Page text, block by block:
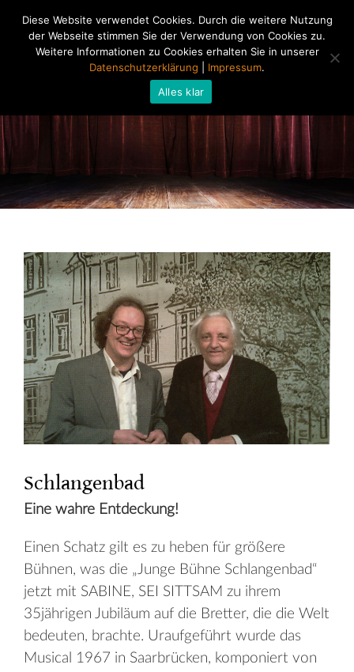
Schlangenbad
Eine wahre Entdeckung!
Einen Schatz gilt es zu heben für größere
Bühnen, was die „Junge Bühne Schlangenbad“
jetzt mit SABINE, SEI SITTSAM zu ihrem
35jährigen Jubiläum auf die Bretter, die die Welt
bedeuten, brachte. Uraufgeführt wurde das
Musical 1967 in Saarbrücken, komponiert von
Diese Website verwendet Cookies. Durch die weitere Nutzung
der Webseite stimmen Sie der Verwendung von Cookies zu.
Weitere Informationen zu Cookies erhalten Sie in unserer
Datenschutzerklärung
Impressum.
Alles klar